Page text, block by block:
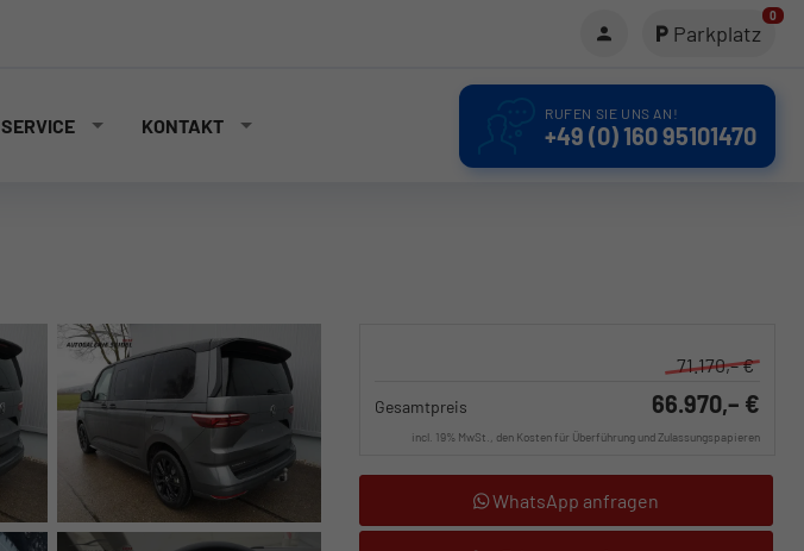
Parkplatz
0
SERVICE KONTAKT
RUFEN SIE UNS AN!
+49 (0) 160 95101470
71.170,– €
Gesamtpreis 66.970,– €
incl. 19% MwSt., den Kosten für Überführung und Zulassungspapieren
WhatsApp anfragen